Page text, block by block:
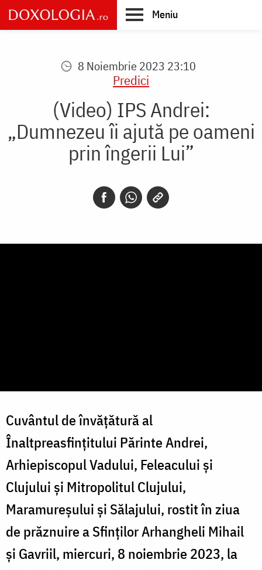
Skip
to
main
Meniu
8 Noiembrie 2023 23:10
Predici
(Video) IPS Andrei:
„Dumnezeu îi ajută pe oameni
prin îngerii Lui”
Cuvântul de învățătură al
Înaltpreasfințitului Părinte Andrei,
Arhiepiscopul Vadului, Feleacului și
Clujului și Mitropolitul Clujului,
Maramureșului și Sălajului, rostit în ziua
de prăznuire a Sfinților Arhangheli Mihail
și Gavriil, miercuri, 8 noiembrie 2023, la